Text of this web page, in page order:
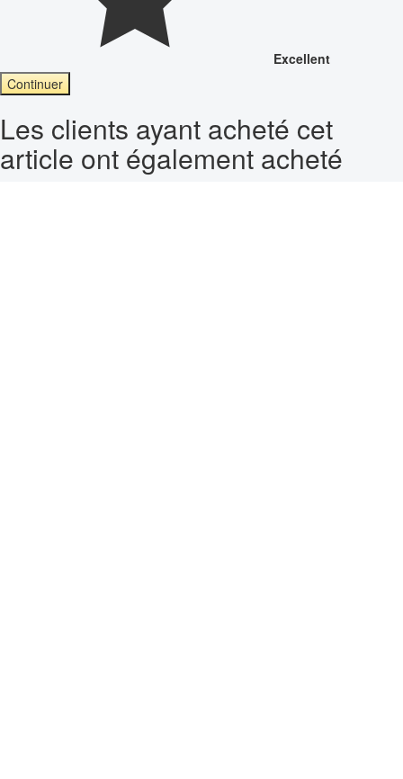
Excellent
Continuer
Les clients ayant acheté cet
article ont également acheté